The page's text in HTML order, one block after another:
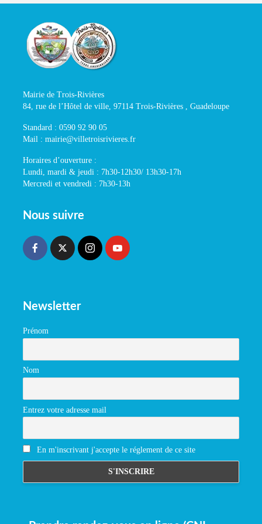
Mairie de Trois-Rivières
84, rue de l’Hôtel de ville, 97114 Trois-Rivières , Guadeloupe
Standard : 0590 92 90 05
Mail : mairie@villetroisrivieres.fr
Horaires d’ouverture :
Lundi, mardi & jeudi : 7h30-12h30/ 13h30-17h
Mercredi et vendredi : 7h30-13h
Nous suivre
Newsletter
Prénom
Nom
Entrez votre adresse mail
En m'inscrivant j'accepte le réglement de ce site